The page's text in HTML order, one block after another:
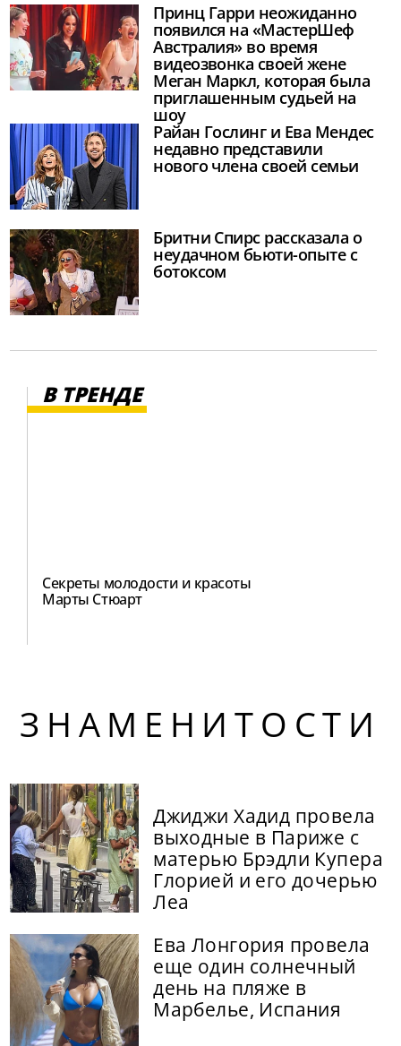
Принц Гарри неожиданно
появился на «МастерШеф
Австралия» во время
видеозвонка своей жене
Меган Маркл, которая была
приглашенным судьей на
шоу
Райан Гослинг и Ева Мендес
недавно представили
нового члена своей семьи
Бритни Спирс рассказала о
неудачном бьюти-опыте с
ботоксом
В ТРЕНДЕ
Секреты молодости и красоты
Марты Стюарт
ЗНАМЕНИТОСТИ
Джиджи Хадид провела
выходные в Париже с
матерью Брэдли Купера
Глорией и его дочерью
Леа
Ева Лонгория провела
еще один солнечный
день на пляже в
Марбелье, Испания